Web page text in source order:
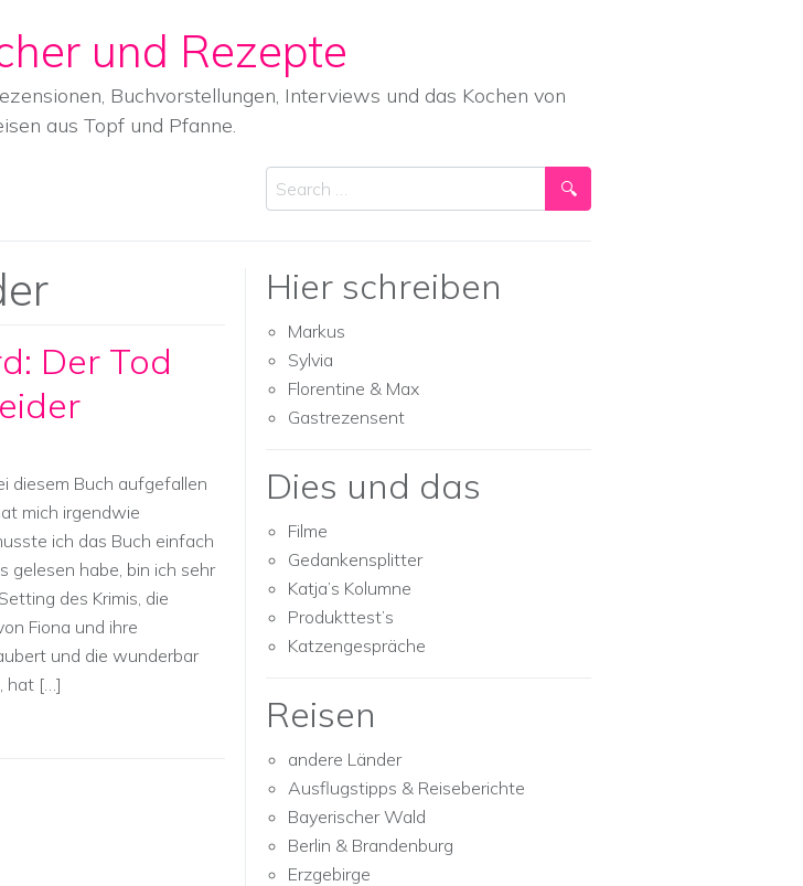
und Rezepte
Buchvorstellungen, Interviews und das Kochen von
aus Topf und Pfanne.
Search
Der Tod
diesem Buch aufgefallen
mich irgendwie
ich das Buch einfach
gelesen habe, bin ich sehr
des Krimis, die
Fiona und ihre
und die wunderbar
hat […]
Hier schreiben
Markus
Sylvia
Florentine & Max
Gastrezensent
Dies und das
Filme
Gedankensplitter
Katja’s Kolumne
Produkttest’s
Katzengespräche
Reisen
andere Länder
Ausflugstipps & Reiseberichte
Bayerischer Wald
Berlin & Brandenburg
Erzgebirge